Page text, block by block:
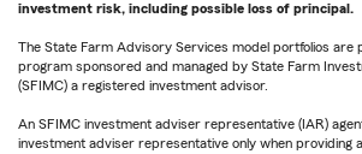
investment risk, including possible loss of principal.
The State Farm Advisory Services model portfolios are
program sponsored and managed by State Farm
(SFIMC) a registered investment advisor.
An SFIMC investment adviser representative (IAR)
investment adviser representative only when providing